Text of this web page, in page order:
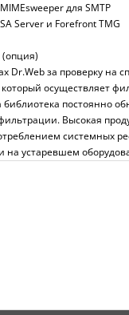
для SMTP
Server и Forefront TMG
Dr.Web за проверку
осуществляет
библиотека постоянно
Высокая
системных
на устаревшем